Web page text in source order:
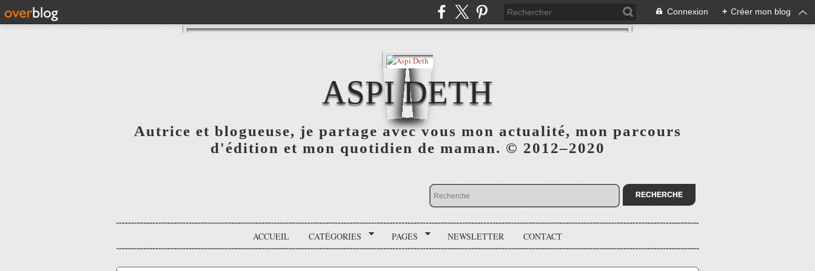
Connexion + Créer mon blog
ASPI DETH
Autrice et blogueuse, je partage avec vous mon actualité, mon parcours
d'édition et mon quotidien de maman. © 2012–2020
ACCUEIL CATÉGORIES PAGES NEWSLETTER CONTACT